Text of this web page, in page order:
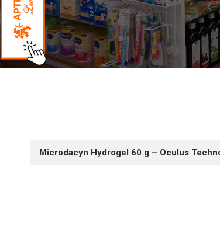
Microdacyn Hydrogel 60 g – Oculus